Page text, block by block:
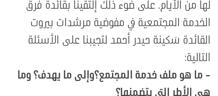
لها من الأيام. على ضوء ذلك إلتقينا بقائدة فرق
الخدمة المجتمعية في مفوضية مرشدات بيروت
القائدة سَكينة حيدر أحمد لتجيبنا على الأسئلة
التالية:
- ما هو ملف خدمة المجتمع؟وإلى ما يهدف؟ وما
هي الأطر التي يتضمنها؟